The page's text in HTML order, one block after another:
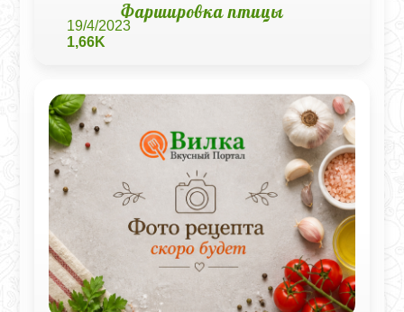
Фаршировка птицы
19/4/2023
1,66K